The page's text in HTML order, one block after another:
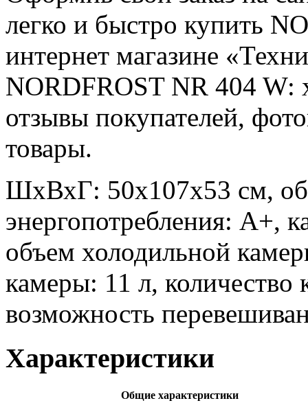
легко и быстро купить
интернет магазине
NORDFROST NR 404 W:
отзывы покупателей,
товары.
ШхВхГ: 50х107х53 см,
энергопотребления: A+,
объем холодильной
камеры: 11 л, количество
возможность
Характеристики
Общие характеристики